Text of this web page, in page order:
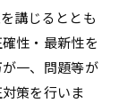
講じるととも
性・最新性を
一、問題等が
策を行いま